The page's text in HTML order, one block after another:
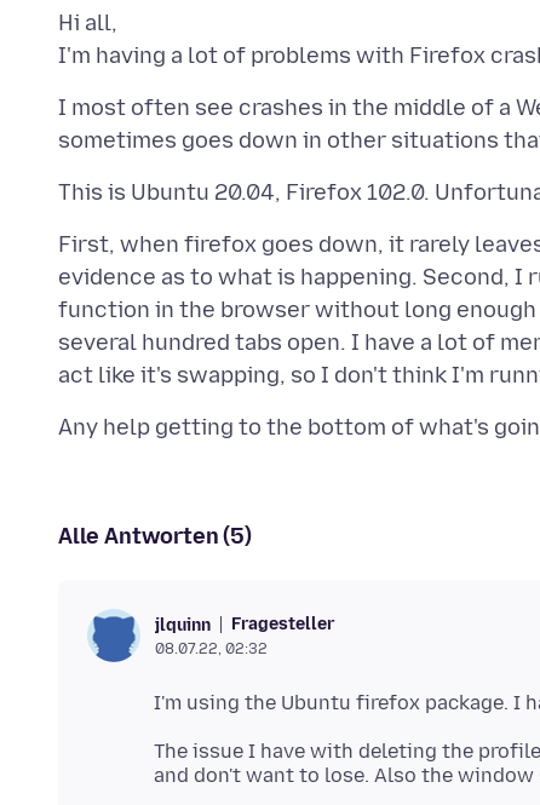
Hi all,
I most often see crashes in the middle of a
First, when firefox goes down, it rarely
evidence as to what is happening. Second,
function in the browser without long
several hundred tabs open. I have a lot of
Alle Antworten (5)
jlquinn Fragesteller
08.07.22, 02:32
The issue I have with deleting the